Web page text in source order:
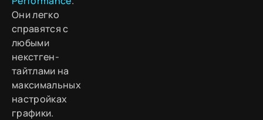
Они легко
справятся с
любыми
некстген-
тайтлами на
максимальных
настройках
графики.